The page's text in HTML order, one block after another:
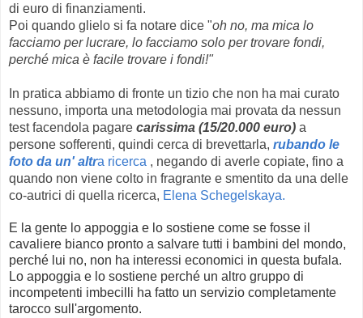
di euro di finanziamenti.
Poi quando glielo si fa notare dice "oh no, ma mica lo
facciamo per lucrare, lo facciamo solo per trovare fondi,
perché mica è facile trovare i fondi!"
In pratica abbiamo di fronte un tizio che non ha mai curato
nessuno, importa una metodologia mai provata da nessun
test facendola pagare carissima (15/20.000 euro) a
persone sofferenti, quindi cerca di brevettarla, rubando le
foto da un' altra ricerca , negando di averle copiate, fino a
quando non viene colto in fragrante e smentito da una delle
co-autrici di quella ricerca, Elena Schegelskaya.
E la gente lo appoggia e lo sostiene come se fosse il
cavaliere bianco pronto a salvare tutti i bambini del mondo,
perché lui no, non ha interessi economici in questa bufala.
Lo appoggia e lo sostiene perché un altro gruppo di
incompetenti imbecilli ha fatto un servizio completamente
tarocco sull'argomento.